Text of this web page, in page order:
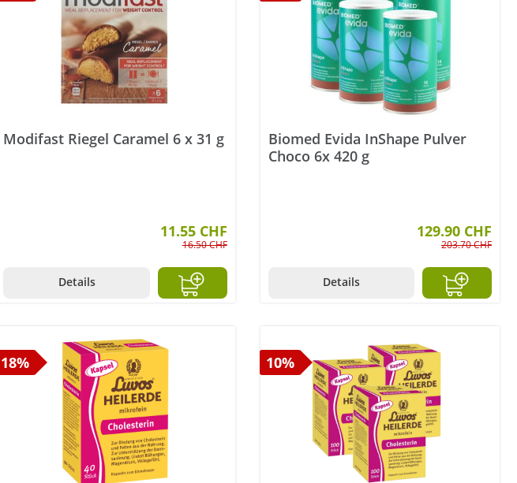
Modifast Riegel Caramel 6 x 31 g
11.55 CHF
16.50 CHF
Details
Biomed Evida InShape Pulver
Choco 6x 420 g
129.90 CHF
203.70 CHF
Details
18% 10%